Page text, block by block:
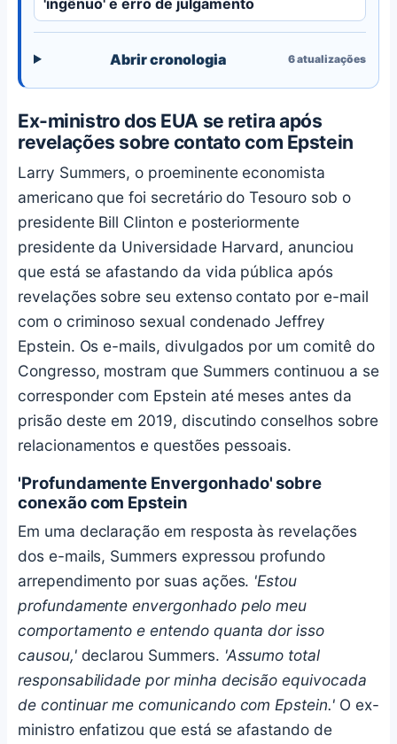
Abrir cronologia 6atualizações
Ex-ministro dos EUA se retira após
revelações sobre contato com Epstein
Larry Summers, o proeminente economista
americano que foi secretário do Tesouro sob o
presidente Bill Clinton e posteriormente
presidente da Universidade Harvard, anunciou
que está se afastando da vida pública após
revelações sobre seu extenso contato por e-mail
com o criminoso sexual condenado Jeffrey
Epstein. Os e-mails, divulgados por um comitê do
Congresso, mostram que Summers continuou a se
corresponder com Epstein até meses antes da
prisão deste em 2019, discutindo conselhos sobre
relacionamentos e questões pessoais.
'Profundamente Envergonhado' sobre
conexão com Epstein
Em uma declaração em resposta às revelações
dos e-mails, Summers expressou profundo
arrependimento por suas ações. 'Estou
profundamente envergonhado pelo meu
comportamento e entendo quanta dor isso
causou,'declarou Summers. 'Assumo total
responsabilidade por minha decisão equivocada
de continuar me comunicando com Epstein.'O ex-
ministro enfatizou que está se afastando de